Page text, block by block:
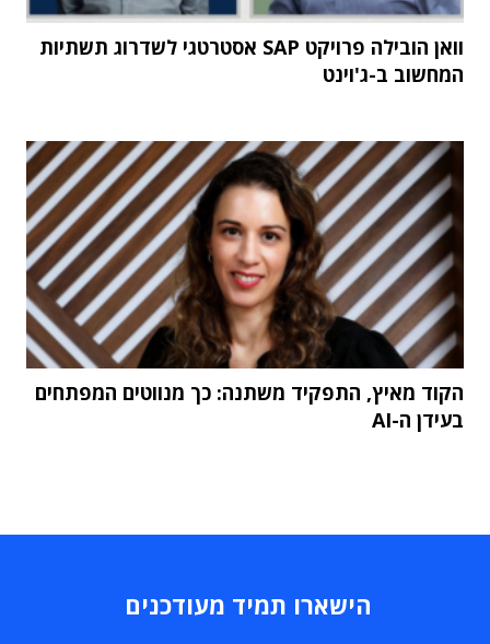
וואן הובילה פרויקט SAP אסטרטגי לשדרוג תשתיות
המחשוב ב-ג'וינט
הקוד מאיץ, התפקיד משתנה: כך מנווטים המפתחים
בעידן ה-AI
הישארו תמיד מעודכנים